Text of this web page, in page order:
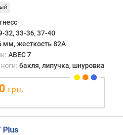
32, 33-36, 37-40
мм, жесткость 82A
ABEC 7
бакля, липучка, шнуровка
грн.
Plus